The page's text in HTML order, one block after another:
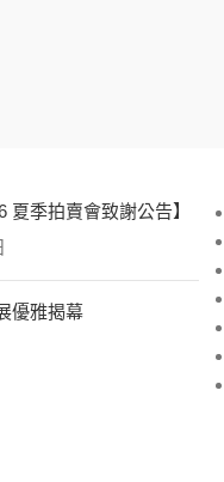
夏季拍賣會致謝公告】
優雅揭幕